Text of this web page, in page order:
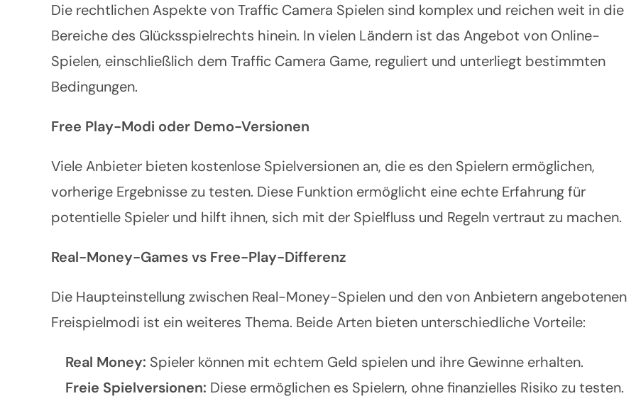
Die rechtlichen Aspekte von Traffic Camera Spielen sind komplex und reichen weit in die
Bereiche des Glücksspielrechts hinein. In vielen Ländern ist das Angebot von Online-
Spielen, einschließlich dem Traffic Camera Game, reguliert und unterliegt bestimmten
Bedingungen.
Free Play-Modi oder Demo-Versionen
Viele Anbieter bieten kostenlose Spielversionen an, die es den Spielern ermöglichen,
vorherige Ergebnisse zu testen. Diese Funktion ermöglicht eine echte Erfahrung für
potentielle Spieler und hilft ihnen, sich mit der Spielfluss und Regeln vertraut zu machen.
Real-Money-Games vs Free-Play-Differenz
Die Haupteinstellung zwischen Real-Money-Spielen und den von Anbietern angebotenen
Freispielmodi ist ein weiteres Thema. Beide Arten bieten unterschiedliche Vorteile:
Real Money: Spieler können mit echtem Geld spielen und ihre Gewinne erhalten.
Freie Spielversionen: Diese ermöglichen es Spielern, ohne finanzielles Risiko zu testen.